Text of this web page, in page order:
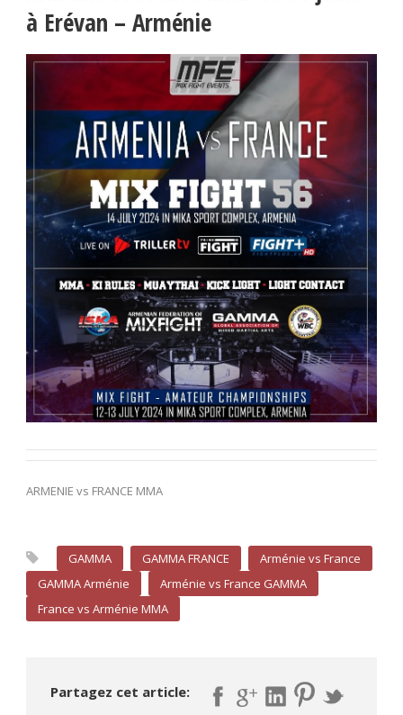
à Erévan – Arménie
ARMENIE vs FRANCE MMA
GAMMA GAMMA FRANCE
Arménie vs France
GAMMA Arménie
Arménie vs France GAMMA
France vs Arménie MMA
Partagez cet article: